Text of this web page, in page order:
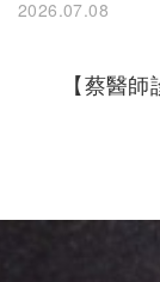
2026.07.08
【蔡醫